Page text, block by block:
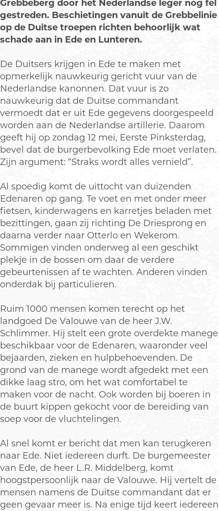
Grebbeberg door het Nederlandse leger nog fel
gestreden. Beschietingen vanuit de Grebbelinie
op de Duitse troepen richten behoorlijk wat
schade aan in Ede en Lunteren.
De Duitsers krijgen in Ede te maken met
opmerkelijk nauwkeurig gericht vuur van de
Nederlandse kanonnen. Dat vuur is zo
nauwkeurig dat de Duitse commandant
vermoedt dat er uit Ede gegevens doorgespeeld
worden aan de Nederlandse artillerie. Daarom
geeft hij op zondag 12 mei, Eerste Pinksterdag,
bevel dat de burgerbevolking Ede moet verlaten.
Zijn argument: “Straks wordt alles vernield”.
Al spoedig komt de uittocht van duizenden
Edenaren op gang. Te voet en met onder meer
fietsen, kinderwagens en karretjes beladen met
bezittingen, gaan zij richting De Driesprong en
daarna verder naar Otterlo en Wekerom.
Sommigen vinden onderweg al een geschikt
plekje in de bossen om daar de verdere
gebeurtenissen af te wachten. Anderen vinden
onderdak bij particulieren.
Ruim 1000 mensen komen terecht op het
landgoed De Valouwe van de heer J.W.
Schlimmer. Hij stelt een grote overdekte manege
beschikbaar voor de Edenaren, waaronder veel
bejaarden, zieken en hulpbehoevenden. De
grond van de manege wordt afgedekt met een
dikke laag stro, om het wat comfortabel te
maken voor de nacht. Ook worden bij boeren in
de buurt kippen gekocht voor de bereiding van
soep voor de vluchtelingen.
Al snel komt er bericht dat men kan terugkeren
naar Ede. Niet iedereen durft. De burgemeester
van Ede, de heer L.R. Middelberg, komt
hoogstpersoonlijk naar de Valouwe. Hij vertelt de
mensen namens de Duitse commandant dat er
geen gevaar meer is. Na enige tijd keert iedereen